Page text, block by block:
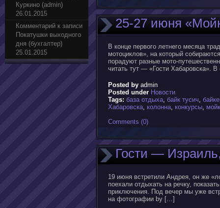
Куркино (admin)
26.01.2015
Комментарий к записи
Покатушки выходного
дня (бухгалтер)
25.01.2015
25-27 июня
В конце первого летнего месяца
мотоциклов», на который
порадуют разные мото-
читать тут — «Гости Хабаровска».
Posted by admin
Posted under Новости
Tags: база отдыха, байк тусич,
Хабаровска, колонна, конкурсы,
Comments (0)
Гости —
19 июня встретили Андрея, он же
поехали отдыхать на речку,
приключения. Под вечер мы уже
на фотографии by […]